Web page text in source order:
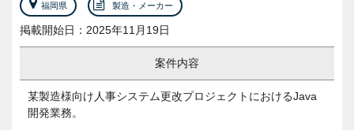
福岡県 製造・メーカー
掲載開始日：2025年11月19日
案件内容
某製造様向け人事システム更改プロジェクトにおけるJava
開発業務。